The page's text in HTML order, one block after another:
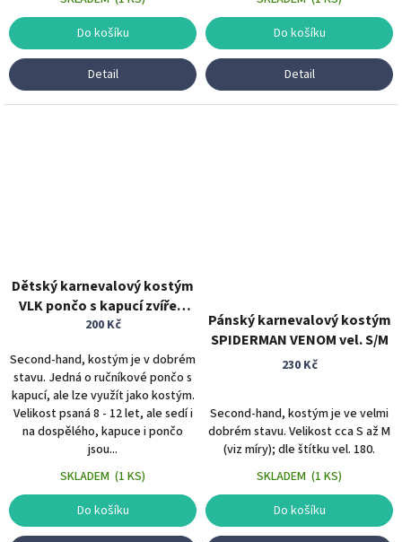
Do košíku
Detail
Do košíku
Detail
Dětský karnevalový kostým
VLK pončo s kapucí zvířecí
kostým
200 Kč
Second-hand, kostým je v dobrém
stavu. Jedná o ručníkové pončo s
kapucí, ale lze využít jako kostým.
Velikost psaná 8 - 12 let, ale sedí i
na dospělého, kapuce i pončo
jsou...
SKLADEM (1 KS)
Do košíku
Pánský karnevalový kostým
SPIDERMAN VENOM vel. S/M
230 Kč
Second-hand, kostým je ve velmi
dobrém stavu. Velikost cca S až M
(viz míry); dle štítku vel. 180.
SKLADEM (1 KS)
Do košíku